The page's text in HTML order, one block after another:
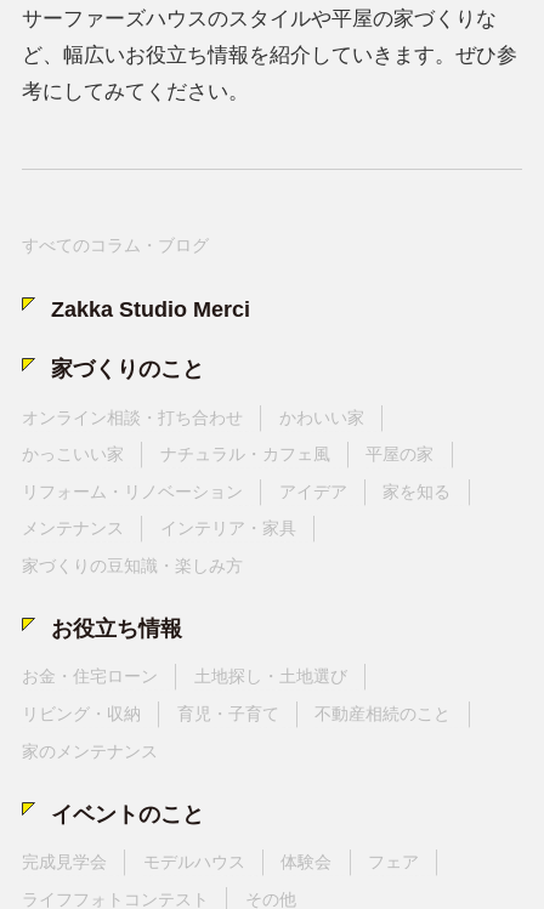
サーファーズハウスのスタイルや平屋の家づくりな
ど、幅広いお役立ち情報を紹介していきます。ぜひ参
考にしてみてください。
すべてのコラム・ブログ
Zakka Studio Merci
家づくりのこと
オンライン相談・打ち合わせ
かわいい家
かっこいい家
ナチュラル・カフェ風
平屋の家
リフォーム・リノベーション
アイデア
家を知る
メンテナンス
インテリア・家具
家づくりの豆知識・楽しみ方
お役立ち情報
お金・住宅ローン
土地探し・土地選び
リビング・収納
育児・子育て
不動産相続のこと
家のメンテナンス
イベントのこと
完成見学会 モデルハウス 体験会
フェア
ライフフォトコンテスト
その他